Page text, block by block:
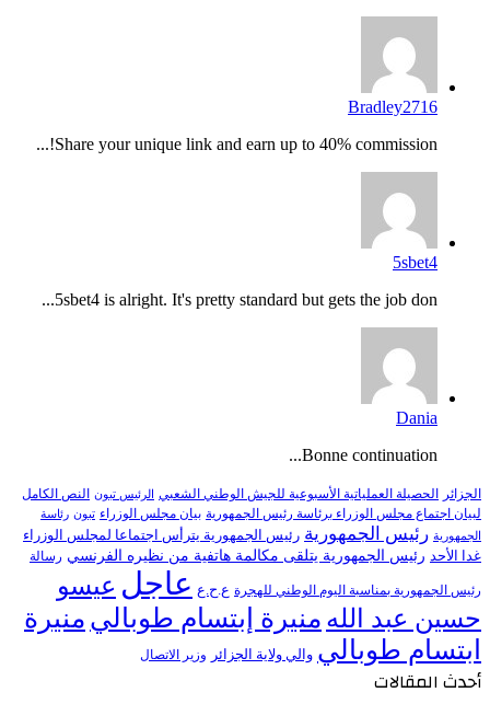
Bradley2716
Share your unique link and earn up to 40% commission!...
5sbet4
5sbet4 is alright. It's pretty standard but gets the job don...
Dania
Bonne continuation...
الجزائر الحصيلة العملياتية الأسبوعية للجيش الوطني الشعبي الرئيس تبون النص الكامل
لبيان اجتماع مجلس الوزراء برئاسة رئيس الجمهورية بيان مجلس الوزراء تبون رئاسة
الجمهورية رئيس الجمهورية رئيس الجمهورية يترأس اجتماعا لمجلس الوزراء
غدا الأحد رئيس الجمهورية يتلقى مكالمة هاتفية من نظيره الفرنسي رسالة
رئيس الجمهورية بمناسبة اليوم الوطني للهجرة ع.ح.ع عاجل عيسو
حسين عبد الله منيرة إبتسام طوبالي منيرة
ابتسام طوبالي والي ولاية الجزائر وزير الاتصال
أحدث المقالات